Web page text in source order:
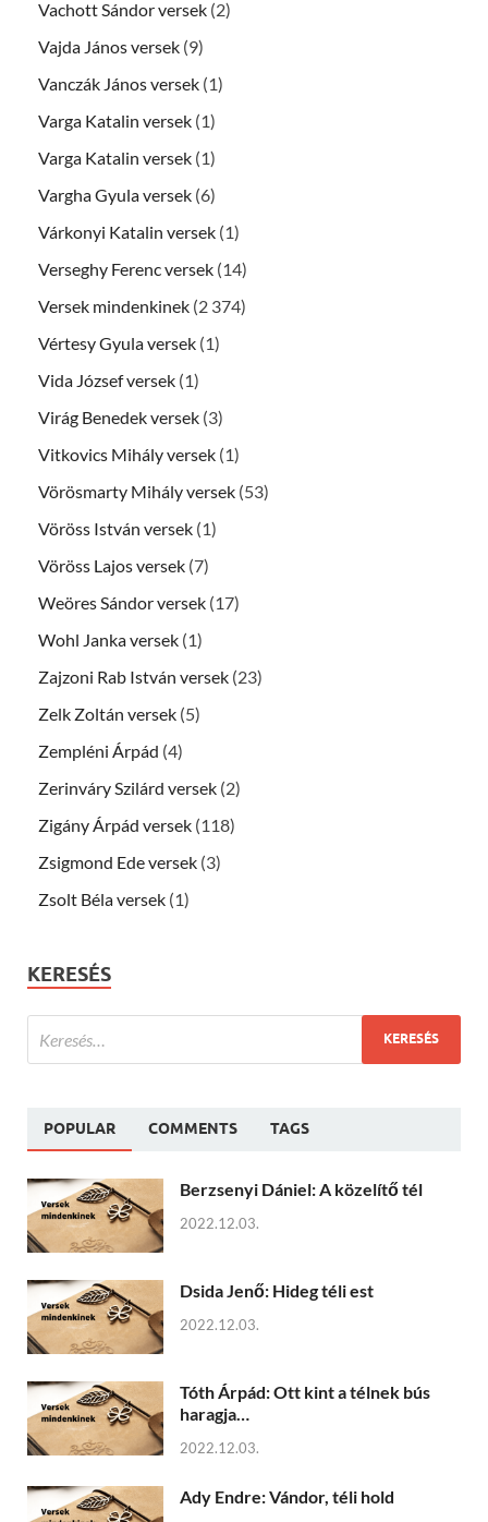
Vachott Sándor versek (2)
Vajda János versek (9)
Vanczák János versek (1)
Varga Katalin versek (1)
Varga Katalin versek (1)
Vargha Gyula versek (6)
Várkonyi Katalin versek (1)
Verseghy Ferenc versek (14)
Versek mindenkinek (2 374)
Vértesy Gyula versek (1)
Vida József versek (1)
Virág Benedek versek (3)
Vitkovics Mihály versek (1)
Vörösmarty Mihály versek (53)
Vöröss István versek (1)
Vöröss Lajos versek (7)
Weöres Sándor versek (17)
Wohl Janka versek (1)
Zajzoni Rab István versek (23)
Zelk Zoltán versek (5)
Zempléni Árpád (4)
Zerinváry Szilárd versek (2)
Zigány Árpád versek (118)
Zsigmond Ede versek (3)
Zsolt Béla versek (1)
KERESÉS
POPULAR COMMENTS TAGS
Berzsenyi Dániel: A közelítő tél
2022.12.03.
Dsida Jenő: Hideg téli est
2022.12.03.
Tóth Árpád: Ott kint a télnek bús
haragja…
2022.12.03.
Ady Endre: Vándor, téli hold